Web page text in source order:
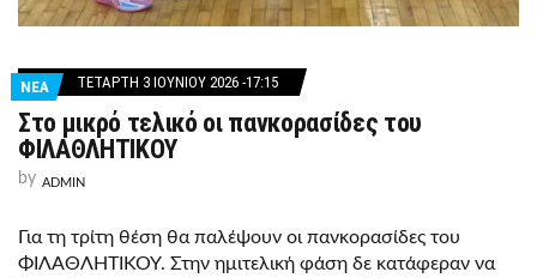
ΝΕΑ ΤΕΤΆΡΤΗ 3 ΙΟΥΝΊΟΥ 2026 -17:15
Στο μικρό τελικό οι πανκορασίδες του
ΦΙΛΑΘΛΗΤΙΚΟΥ
by ADMIN
Για τη τρίτη θέση θα παλέψουν οι πανκορασίδες του
ΦΙΛΑΘΛΗΤΙΚΟΥ. Στην ημιτελική φάση δε κατάφεραν να